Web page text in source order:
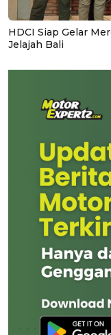
HDCI Siap Gelar
Jelajah Bali